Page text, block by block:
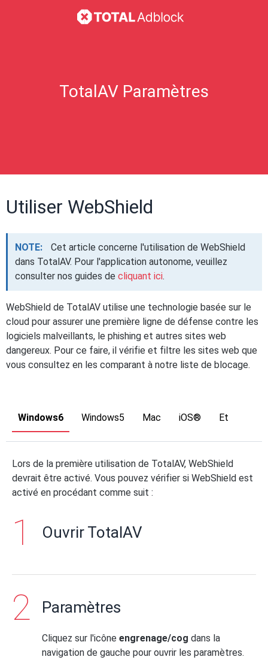
TotalAV Paramètres
Utiliser WebShield
NOTE:
Cet article concerne l'utilisation de WebShield
dans TotalAV. Pour l'application autonome, veuillez
consulter nos guides de cliquant ici.
WebShield de TotalAV utilise une technologie basée sur le
cloud pour assurer une première ligne de défense contre les
logiciels malveillants, le phishing et autres sites web
dangereux. Pour ce faire, il vérifie et filtre les sites web que
vous consultez en les comparant à notre liste de blocage.
Windows6 Windows5 Mac iOS® Et
Lors de la première utilisation de TotalAV, WebShield
devrait être activé. Vous pouvez vérifier si WebShield est
activé en procédant comme suit :
Ouvrir TotalAV
Paramètres
Cliquez sur l'icône engrenage/cog dans la
navigation de gauche pour ouvrir les paramètres.